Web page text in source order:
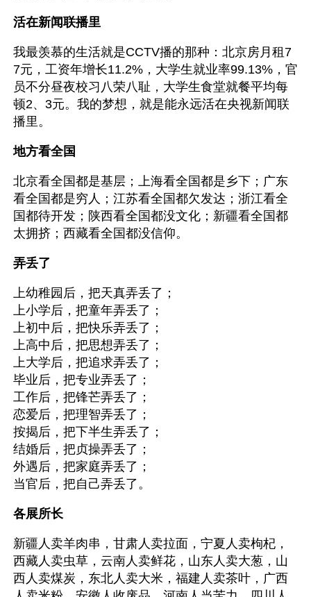
活在新闻联播里
我最羡慕的生活就是CCTV播的那种：北京房月租7
7元，工资年增长11.2%，大学生就业率99.13%，官
员不分昼夜校习八荣八耻，大学生食堂就餐平均每
顿2、3元。我的梦想，就是能永远活在央视新闻联
播里。
地方看全国
北京看全国都是基层；上海看全国都是乡下；广东
看全国都是穷人；江苏看全国都欠发达；浙江看全
国都待开发；陕西看全国都没文化；新疆看全国都
太拥挤；西藏看全国都没信仰。
弄丢了
上幼稚园后，把天真弄丢了；
上小学后，把童年弄丢了；
上初中后，把快乐弄丢了；
上高中后，把思想弄丢了；
上大学后，把追求弄丢了；
毕业后，把专业弄丢了；
工作后，把锋芒弄丢了；
恋爱后，把理智弄丢了；
按揭后，把下半生弄丢了；
结婚后，把贞操弄丢了；
外遇后，把家庭弄丢了；
当官后，把自己弄丢了。
各展所长
新疆人卖羊肉串，甘肃人卖拉面，宁夏人卖枸杞，
西藏人卖虫草，云南人卖鲜花，山东人卖大葱，山
西人卖煤炭，东北人卖大米，福建人卖茶叶，广西